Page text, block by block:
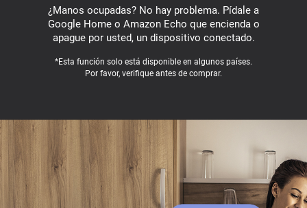
¿Manos ocupadas? No hay problema. Pídale a
Google Home o Amazon Echo que encienda o
apague por usted, un dispositivo conectado.
*Esta función solo está disponible en algunos países.
Por favor, verifique antes de comprar.